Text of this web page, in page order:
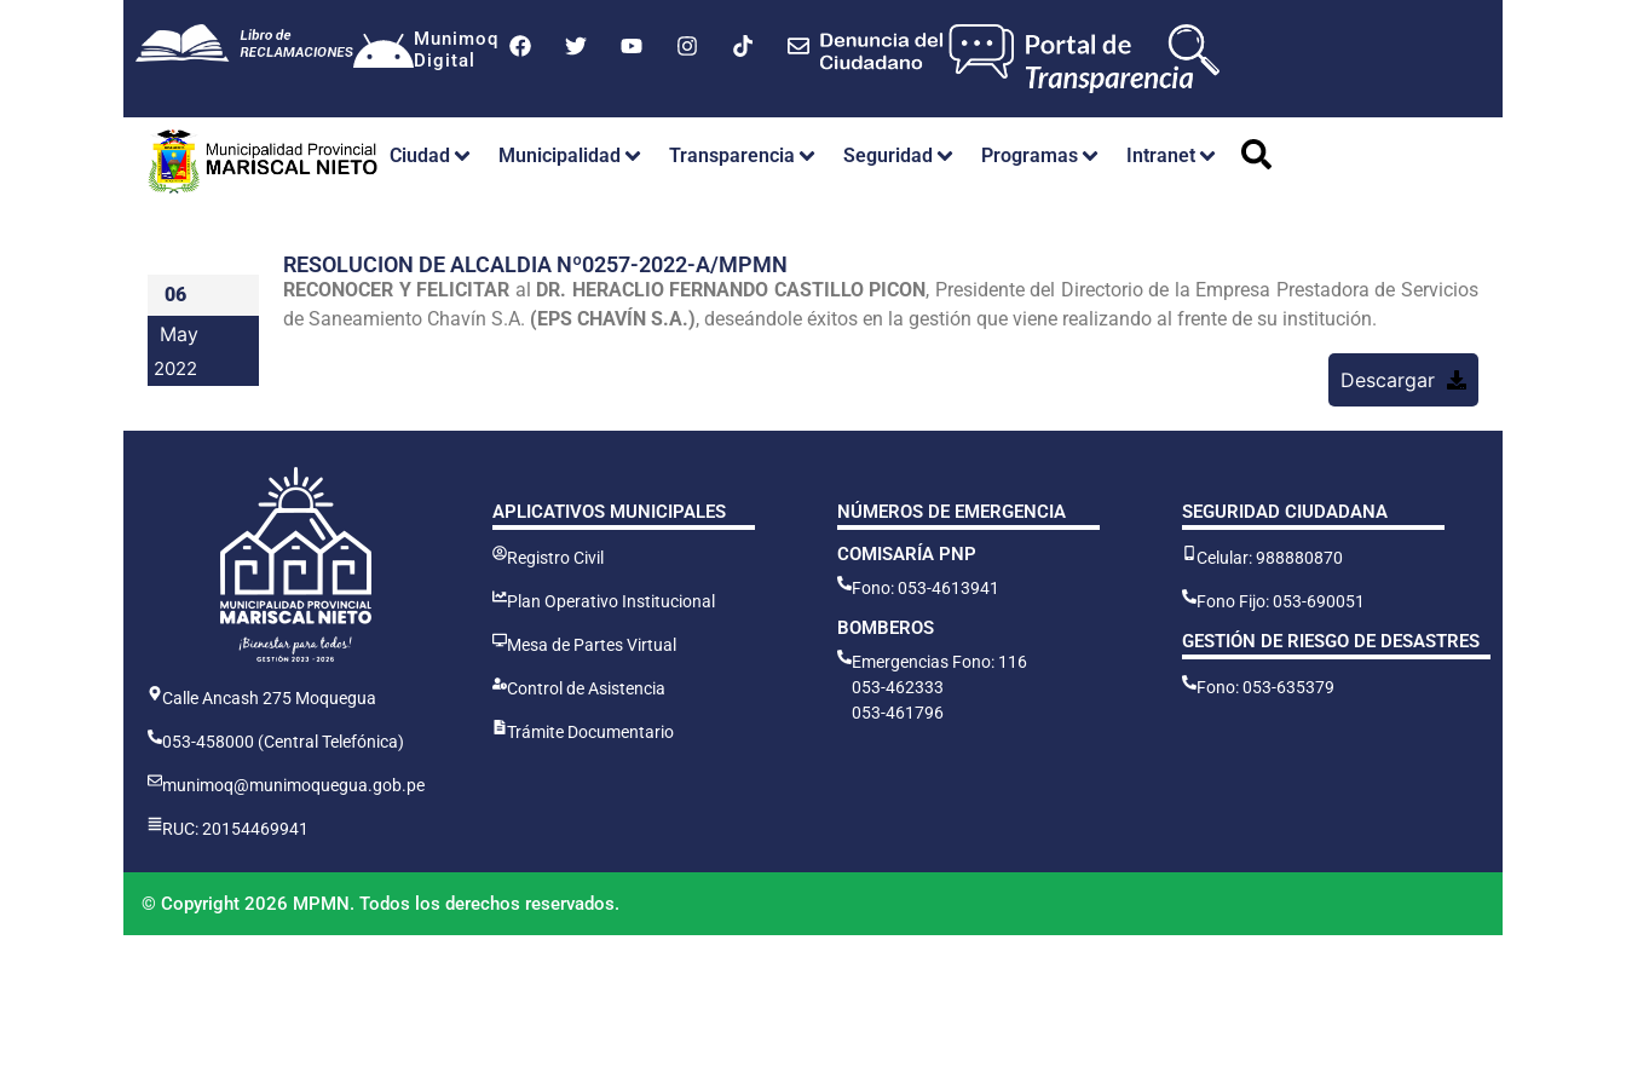
Munimoq
Digital
Ciudad Municipalidad Transparencia Seguridad Programas Intranet
06
May
2022
RESOLUCION DE ALCALDIA Nº0257-2022-A/MPMN
RECONOCER Y FELICITAR al DR. HERACLIO FERNANDO CASTILLO PICON, Presidente del Directorio de la Empresa Prestadora de Servicios
de Saneamiento Chavín S.A. (EPS CHAVÍN S.A.), deseándole éxitos en la gestión que viene realizando al frente de su institución.
Descargar
Calle Ancash 275 Moquegua
053-458000 (Central Telefónica)
munimoq@munimoquegua.gob.pe
RUC: 20154469941
APLICATIVOS MUNICIPALES
Registro Civil
Plan Operativo Institucional
Mesa de Partes Virtual
Control de Asistencia
Trámite Documentario
NÚMEROS DE EMERGENCIA
COMISARÍA PNP
Fono: 053-4613941
BOMBEROS
Emergencias Fono: 116
053-462333
053-461796
SEGURIDAD CIUDADANA
Celular: 988880870
Fono Fijo: 053-690051
GESTIÓN DE RIESGO DE DESASTRES
Fono: 053-635379
© Copyright 2026 MPMN. Todos los derechos reservados.